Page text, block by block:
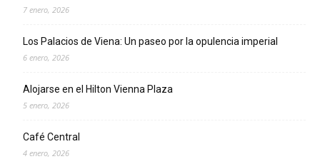
7 enero, 2026
Los Palacios de Viena: Un paseo por la opulencia imperial
6 enero, 2026
Alojarse en el Hilton Vienna Plaza
5 enero, 2026
Café Central
4 enero, 2026